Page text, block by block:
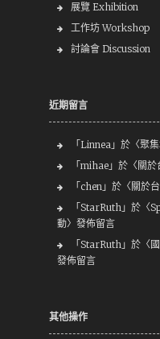
展覽 Exhibition
工作坊 Workshop
討論會 Discussion
近期留言
「 Linnea」於〈聚
「 mihae」於〈關於
「 chen」於〈關於
「 StarRuth」於〈
動〉發佈留言
「 StarRuth」於〈
發佈留言
其他操作